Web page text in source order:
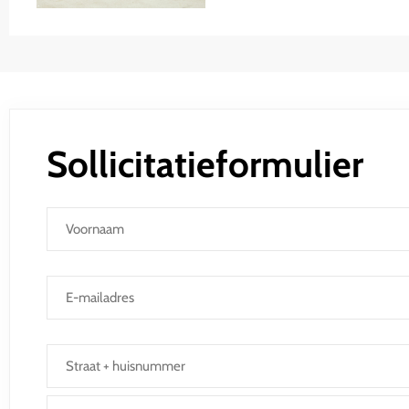
Sollicitatieformulier
E-
mailadres